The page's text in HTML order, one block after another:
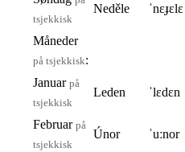
tsjekkisk
Neděle ˈnɛɟɛlɛ
Måneder
på tsjekkisk:
Januar på
tsjekkisk
Leden ˈlɛdɛn
Februar på
tsjekkisk
Únor ˈuːnor